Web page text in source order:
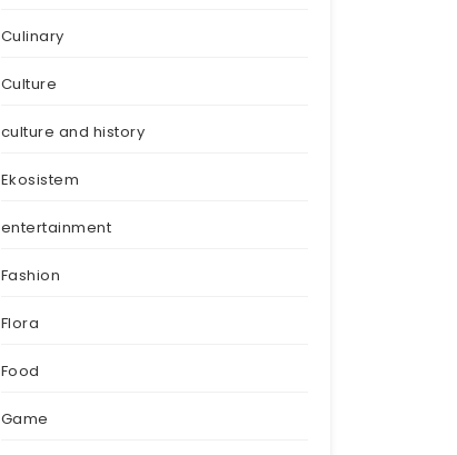
Culinary
Culture
culture and history
Ekosistem
entertainment
Fashion
Flora
Food
Game